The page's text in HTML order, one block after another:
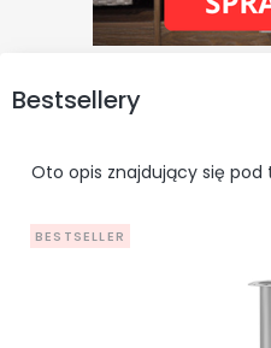
Bestsellery
Oto opis znajdujący się pod
BESTSELLER